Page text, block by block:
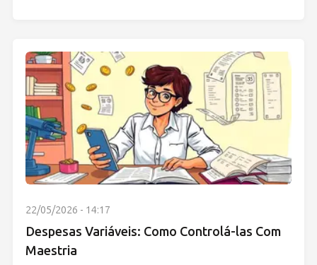
22/05/2026 - 14:17
Despesas Variáveis: Como Controlá-las Com
Maestria